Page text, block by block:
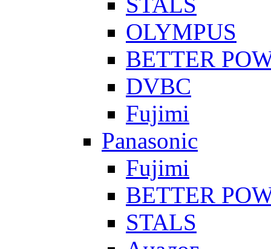
OLYMPUS
BETTER
DVBC
Fujimi
Panasonic
Fujimi
BETTER
STALS